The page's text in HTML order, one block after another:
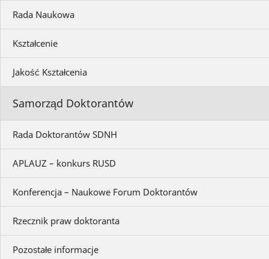
Rada Naukowa
Kształcenie
Jakość Kształcenia
Samorząd Doktorantów
Rada Doktorantów SDNH
APLAUZ – konkurs RUSD
Konferencja – Naukowe Forum Doktorantów
Rzecznik praw doktoranta
Pozostałe informacje